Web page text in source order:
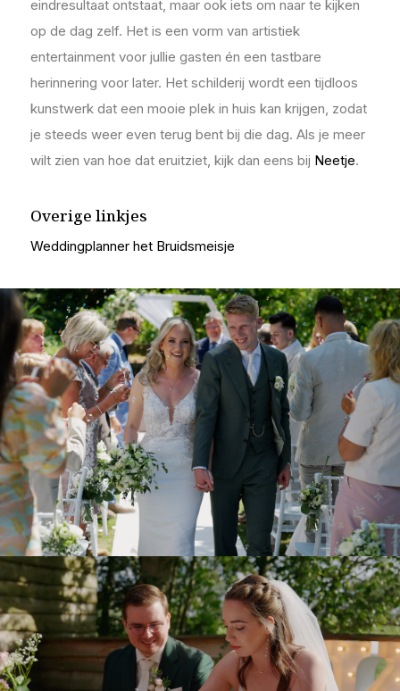
eindresultaat ontstaat, maar ook iets om naar te kijken
op de dag zelf. Het is een vorm van artistiek
entertainment voor jullie gasten én een tastbare
herinnering voor later. Het schilderij wordt een tijdloos
kunstwerk dat een mooie plek in huis kan krijgen, zodat
je steeds weer even terug bent bij die dag. Als je meer
wilt zien van hoe dat eruitziet, kijk dan eens bij Neetje.
Overige linkjes
Weddingplanner het Bruidsmeisje